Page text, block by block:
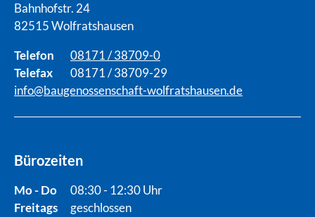
Bahnhofstr. 24
82515 Wolfratshausen
Telefon
08171 / 38709-0
Telefax
08171 / 38709-29
info@baugenossenschaft-wolfratshausen.de
Bürozeiten
Mo - Do
08:30 - 12:30 Uhr
Freitags
geschlossen